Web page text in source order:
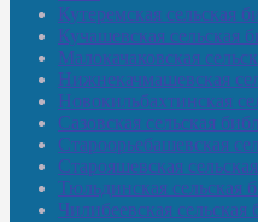
Кутеремская сельская
Кучашевская сельская
Малокачаковская
Нижнекачмашевская
Новокильбахтинская
Сазовская сельская
Староорьебашевская
Старояшевская
Тюльдинская сельская
Чилибеевская